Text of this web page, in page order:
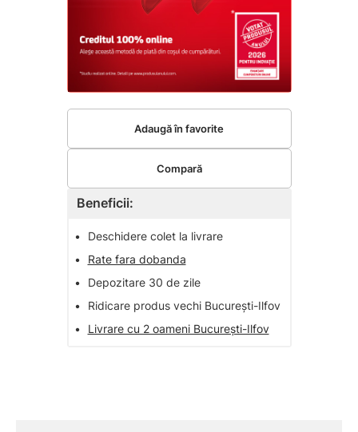
Beneficii:
•
Deschidere colet la livrare
•
Rate fara dobanda
•
Depozitare 30 de zile
•
Ridicare produs vechi București-Ilfov
•
Livrare cu 2 oameni București-Ilfov
Adaugă în favorite
Compară